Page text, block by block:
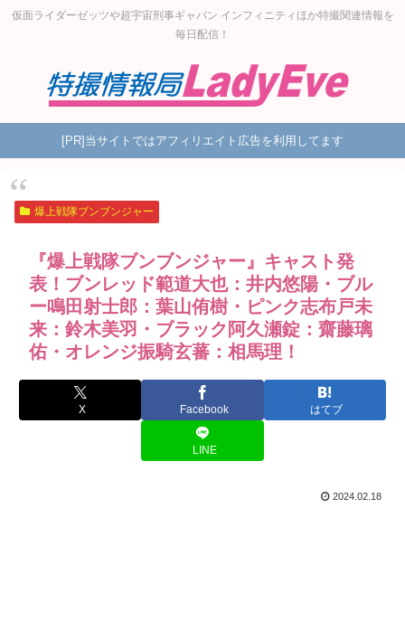
仮面ライダーゼッツや超宇宙刑事ギャバン インフィニティほか特撮関連情報を
毎日配信！
[PR]当サイトではアフィリエイト広告を利用してます
爆上戦隊ブンブンジャー
『爆上戦隊ブンブンジャー』キャスト発
表！ブンレッド範道大也：井内悠陽・ブル
ー鳴田射士郎：葉山侑樹・ピンク志布戸未
来：鈴木美羽・ブラック阿久瀬錠：齋藤璃
佑・オレンジ振騎玄蕃：相馬理！
X Facebook はてブ
LINE
2024.02.18